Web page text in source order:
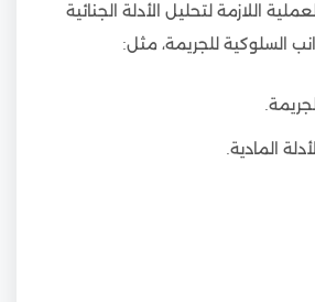
اللازمة لتحليل الأدلة الجنائية
السلوكية للجريمة، مثل:
المادية.